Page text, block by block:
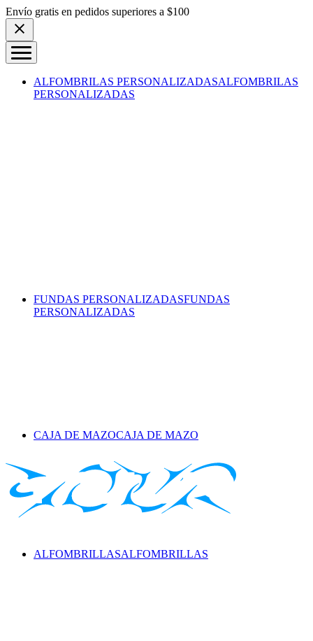
Skip to content
Envío gratis en pedidos superiores a $100
ALFOMBRILAS PERSONALIZADASALFOMBRILAS
PERSONALIZADAS
FUNDAS PERSONALIZADASFUNDAS
PERSONALIZADAS
CAJA DE MAZOCAJA DE MAZO
ALFOMBRILLASALFOMBRILLAS